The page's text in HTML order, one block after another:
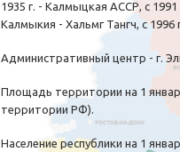
1935 г. - Калмыцкая АССР, с
Калмыкия - Хальмг Тангч, с 1996
Административный центр - г.
Площадь территории на 1
территории РФ).
Население республики на 1